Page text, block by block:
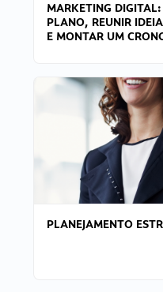
MARKETING
PLANO, REUNIR
E MONTAR UM
PLANEJAMENTO